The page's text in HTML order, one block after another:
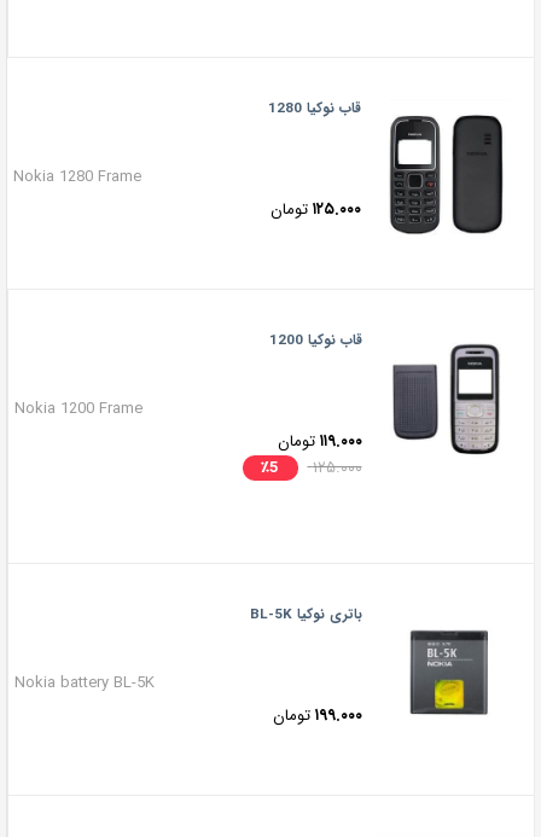
قاب نوکیا 1280
Nokia 1280 Frame
۱۲۵.۰۰۰ تومان
قاب نوکیا 1200
Nokia 1200 Frame
۱۱۹.۰۰۰ تومان
٪5 ۱۲۵.۰۰۰
باتری نوکیا BL-5K
Nokia battery BL-5K
۱۹۹.۰۰۰ تومان